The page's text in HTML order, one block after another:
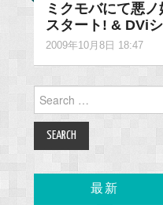
ミクモバにて悪
スタート! & DVi
2009年10月8日 18:47
Search
for:
最新